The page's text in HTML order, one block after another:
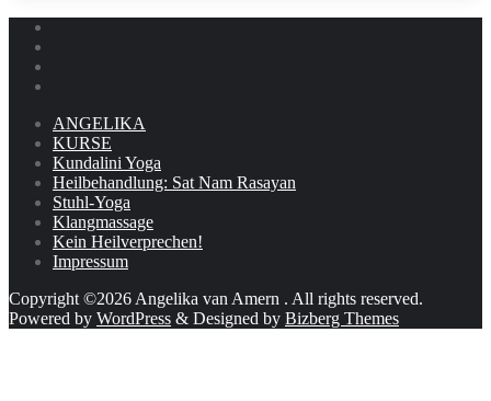
ANGELIKA
KURSE
Kundalini Yoga
Heilbehandlung: Sat Nam Rasayan
Stuhl-Yoga
Klangmassage
Kein Heilverprechen!
Impressum
Copyright ©2026 Angelika van Amern . All rights reserved.
Powered by WordPress & Designed by Bizberg Themes